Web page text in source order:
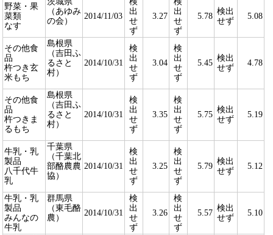
野菜・果
菜類
なす
（あゆみ
の会）
2014/11/03
出
せ
ず
3.27
出
せ
ず
5.78
検出
せず
5.08
その他食
品
杵つき玄
米もち
島根県
（吉田ふ
るさと
村）
2014/10/31
検
出
せ
ず
3.04
検
出
せ
ず
5.45
検出
せず
4.78
その他食
品
杵つきま
るもち
島根県
（吉田ふ
るさと
村）
2014/10/31
検
出
せ
ず
3.35
検
出
せ
ず
5.75
検出
せず
5.19
牛乳・乳
製品
八千代牛
乳
千葉県
（千葉北
部酪農農
協）
2014/10/31
検
出
せ
ず
3.25
検
出
せ
ず
5.79
検出
せず
5.12
牛乳・乳
製品
みんなの
牛乳
群馬県
（東毛酪
農）
2014/10/31
検
出
せ
ず
3.26
検
出
せ
ず
5.57
検出
せず
5.10